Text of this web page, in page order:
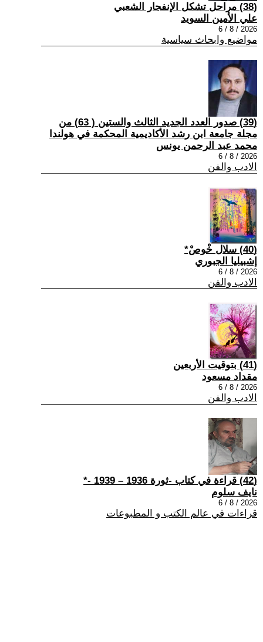
(38) مراحل تشكل الإنفجار الشعبي
علي الأمين السويد
2026 / 8 / 6
مواضيع وابحاث سياسية
(39) صدور العدد الجديد الثالث والستين ( 63) من
مجلة جامعة ابن رشد الأكاديمية المحكمة في هولندا
محمد عبد الرحمن يونس
2026 / 8 / 6
الادب والفن
(40) سلال خْوصْ*
إشبيليا الجبوري
2026 / 8 / 6
الادب والفن
(41) بتوقيت الأربعين
مقداد مسعود
2026 / 8 / 6
الادب والفن
(42) قراءة في كتاب -ثورة 1936 – 1939 -*
نايف سلوم
2026 / 8 / 6
قراءات في عالم الكتب و المطبوعات